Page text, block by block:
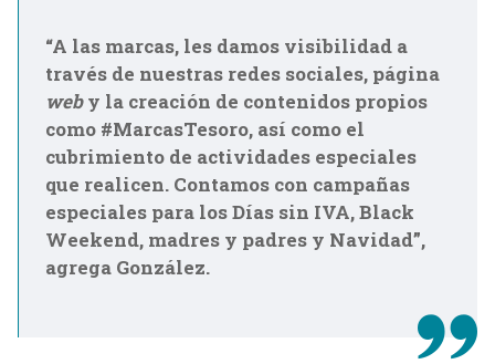
“A las marcas, les damos visibilidad a
través de nuestras redes sociales, página
weby la creación de contenidos propios
como #MarcasTesoro, así como el
cubrimiento de actividades especiales
que realicen. Contamos con campañas
especiales para los Días sin IVA, Black
Weekend, madres y padres y Navidad”,
agrega González.